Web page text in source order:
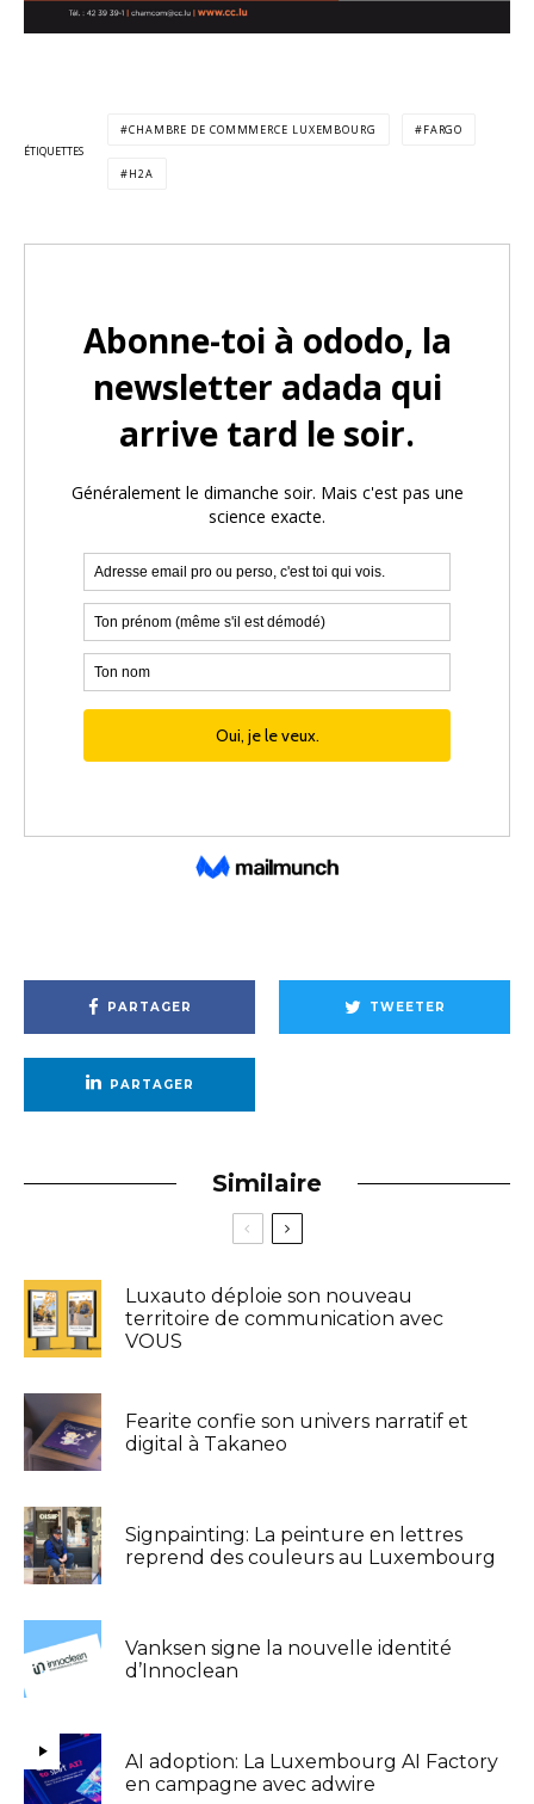
ÉTIQUETTES
CHAMBRE DE COMMMERCE LUXEMBOURG FARGO
H2A
PARTAGER TWEETER
PARTAGER
Similaire
Luxauto déploie son nouveau
territoire de communication avec
VOUS
Fearite confie son univers narratif et
digital à Takaneo
Signpainting: La peinture en lettres
reprend des couleurs au Luxembourg
Vanksen signe la nouvelle identité
d’Innoclean
AI adoption: La Luxembourg AI Factory
en campagne avec adwire